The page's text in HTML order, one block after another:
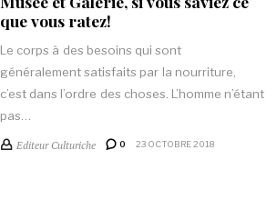
que vous ratez!
Le corps à des besoins qui sont
généralement satisfaits par la nourriture,
c’est dans l’ordre des choses. L’homme n’étant
pas…
Editeur Culturiche 0 23 OCTOBRE 2018